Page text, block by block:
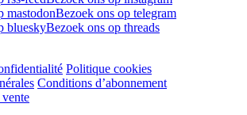
mastodonBezoek ons op telegram
blueskyBezoek ons op threads
Politique cookies
Conditions d’abonnement